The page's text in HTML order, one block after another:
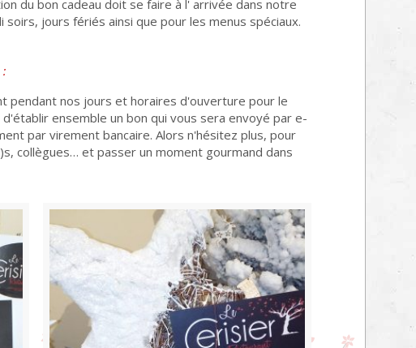
du bon cadeau doit se faire à l' arrivée dans notre
jours fériés ainsi que pour les menus spéciaux.
pendant nos jours et horaires d'ouverture pour le
ensemble un bon qui vous sera envoyé par e-
par virement bancaire. Alors n'hésitez plus, pour
collègues… et passer un moment gourmand dans